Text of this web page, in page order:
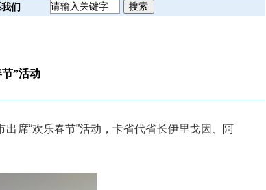
们
”活动
席“欢乐春节”活动，卡省代省长伊里戈因、阿